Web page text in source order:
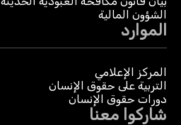
الشؤون المالية
الموارد
المركز الإعلامي
التربية على حقوق الإنسان
دورات حقوق الإنسان
شاركوا معنا